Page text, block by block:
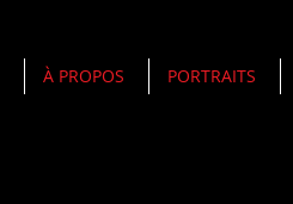
À PROPOS PORTRAITS